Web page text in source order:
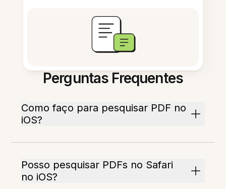
Perguntas Frequentes
Como faço para pesquisar PDF no
iOS?
Posso pesquisar PDFs no Safari
no iOS?